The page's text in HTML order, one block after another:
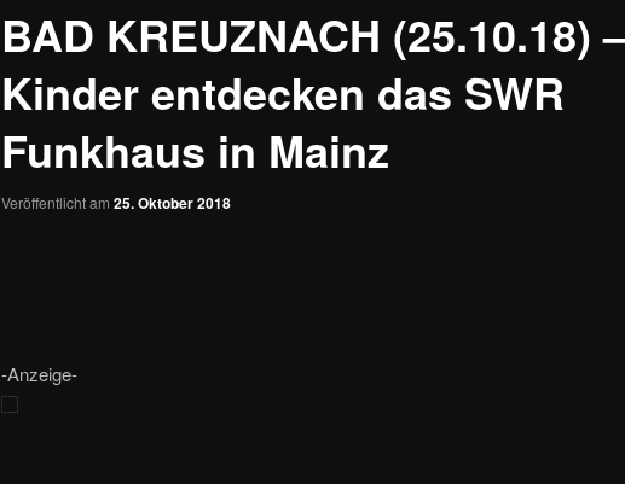
BAD KREUZNACH (25.10.18)
Kinder entdecken das SWR
Funkhaus in Mainz
Veröffentlicht am 25. Oktober 2018
-Anzeige-